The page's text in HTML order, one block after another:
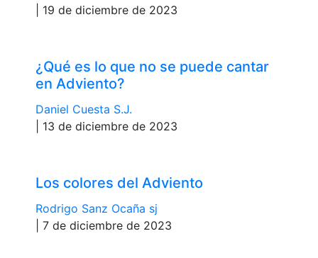
| 19 de diciembre de 2023
¿Qué es lo que no se puede cantar
en Adviento?
Daniel Cuesta S.J.
| 13 de diciembre de 2023
Los colores del Adviento
Rodrigo Sanz Ocaña sj
| 7 de diciembre de 2023